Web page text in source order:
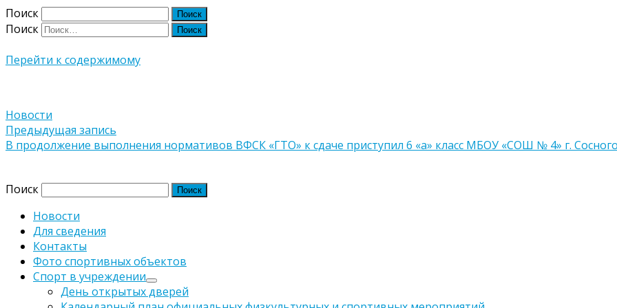
Поиск
Поиск
Перейти к содержимому
Новости
Навигация
по
записям
Предыдущая запись
В продолжение выполнения нормативов ВФСК «ГТО» к сдаче приступил 6 «а» класс МБОУ «СОШ № 4» г.
Поиск
Новости
Для сведения
Контакты
Фото спортивных объектов
Спорт в учреждении
День открытых дверей